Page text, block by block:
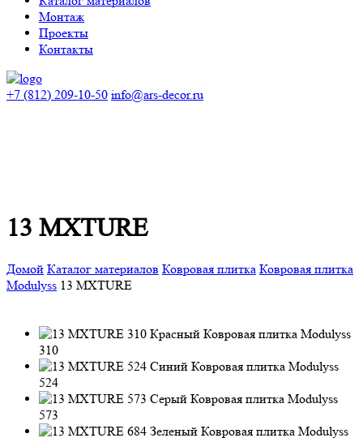
Монтаж
Проекты
Контакты
+7 (812) 209-10-50 info@ars-decor.ru
13 MXTURE
Домой Каталог материалов Ковровая плитка Ковровая плитка
Modulyss 13 MXTURE
310
524
573